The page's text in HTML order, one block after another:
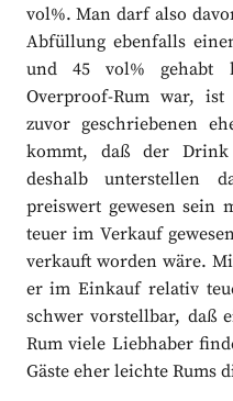
vol%. Man darf also
Abfüllung ebenfalls
und 45 vol% gehabt
Overproof-Rum war,
zuvor geschriebenen
kommt, daß der
deshalb unterstellen
preiswert gewesen sein
teuer im Verkauf
verkauft worden wäre.
er im Einkauf relativ
schwer vorstellbar, daß
Rum viele Liebhaber
Gäste eher leichte Rums